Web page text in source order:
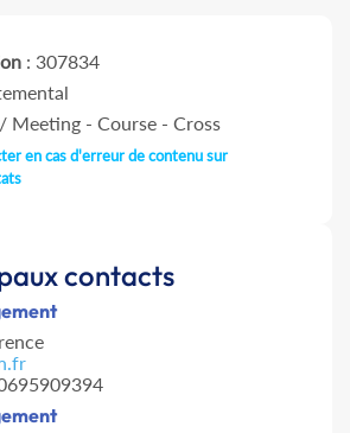
: 307834
Meeting - Course - Cross
en cas d'erreur de contenu sur
contacts